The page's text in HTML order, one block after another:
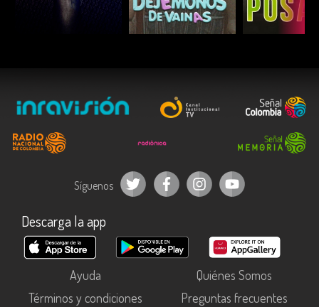
ESCUCHAR ESCUCHAR
Síguenos
Descarga la app
Ayuda
Quiénes Somos
Términos y condiciones
Preguntas frecuentes